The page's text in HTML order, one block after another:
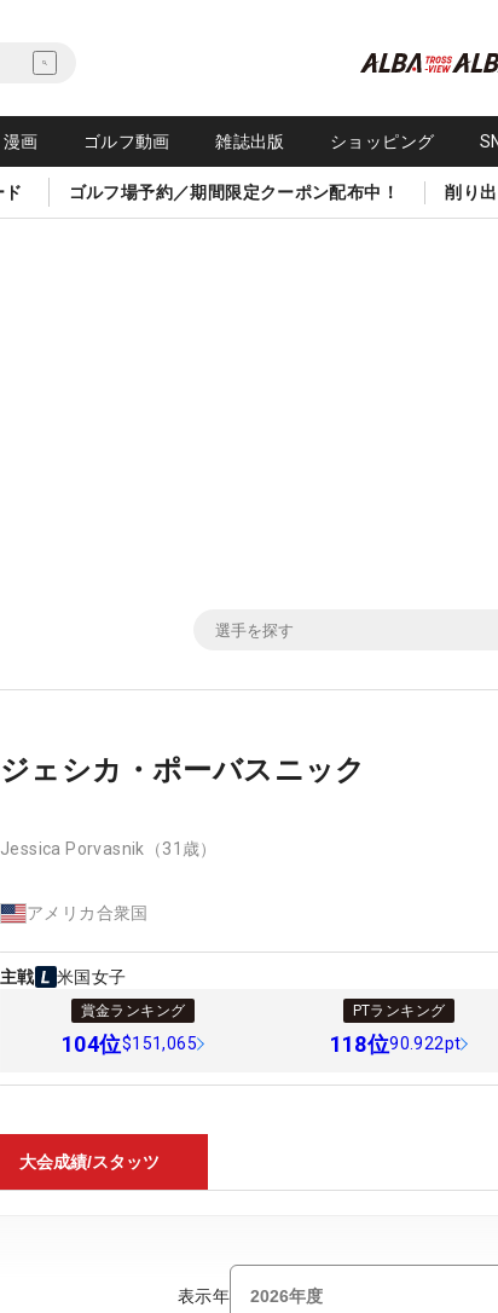
漫画 ゴルフ動画 雑誌出版 ショッピング
ゴルフ場予約／期間限定クーポン配布中！ 削り
ジェシカ・ポーバスニック
Jessica Porvasnik （31歳）
アメリカ合衆国
主戦 米国女子
賞金ランキング
104位$151,065
PTランキング
118位90.922pt
大会成績/スタッツ
表示年